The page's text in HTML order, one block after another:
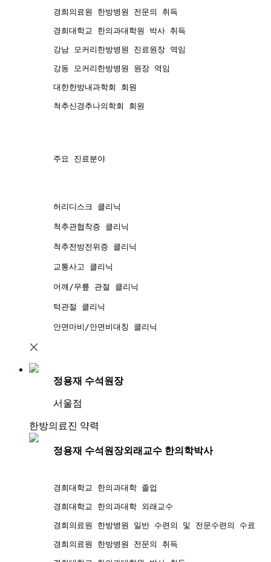
경희의료원 한방병원 전문의 취득
경희대학교 한의과대학원 박사 취득
강남 모커리한방병원 진료원장 역임
강동 모커리한방병원 원장 역임
대한한방내과학회 회원
척추신경추나의학회 회원
주요 진료분야
허리디스크 클리닉
척추관협착증 클리닉
척추전방전위증 클리닉
교통사고 클리닉
어깨/무릎 관절 클리닉
턱관절 클리닉
정용재 수석원장
서울점
한방의료진 약력
정용재 수석원장외래교수 한의학박사
경희대학교 한의과대학 졸업
경희대학교 한의과대학 외래교수
경희의료원 한방병원 일반 수련의 및 전문수련의 수료
경희의료원 한방병원 전문의 취득